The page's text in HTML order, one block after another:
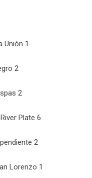
Unión 1
2
2
Plate 6
2
Lorenzo 1